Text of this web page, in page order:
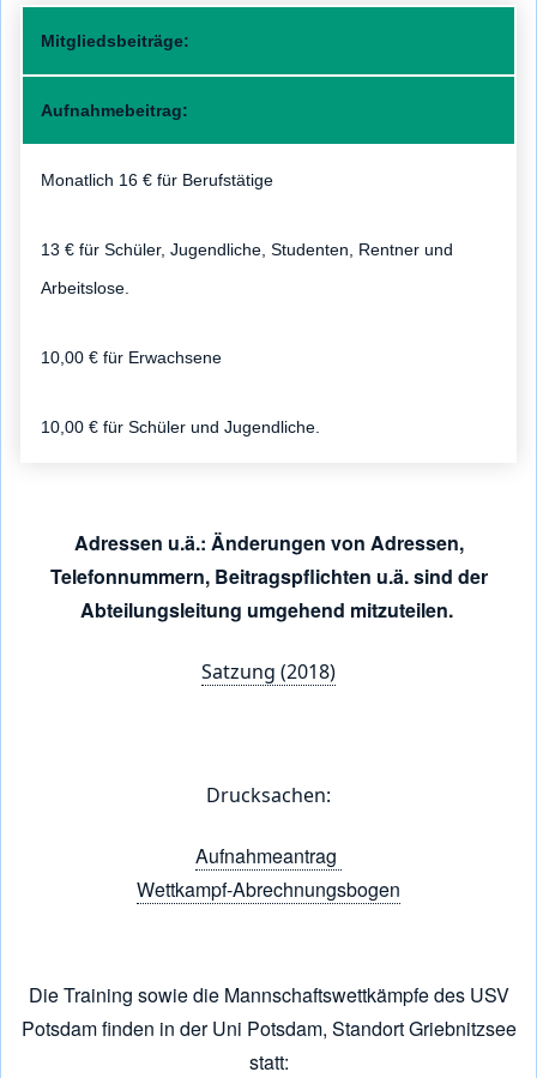
Mitgliedsbeiträge:
Aufnahmebeitrag:
Monatlich 16 € für Berufstätige
13 € für Schüler, Jugendliche, Studenten, Rentner und
Arbeitslose.
10,00 € für Erwachsene
10,00 € für Schüler und Jugendliche.
Adressen u.ä.: Änderungen von Adressen,
Telefonnummern, Beitragspflichten u.ä. sind der
Abteilungsleitung umgehend mitzuteilen.
Satzung (2018)
Drucksachen:
Aufnahmeantrag
Wettkampf-Abrechnungsbogen
Die Training sowie die Mannschaftswettkämpfe des USV
Potsdam finden in der Uni Potsdam, Standort Griebnitzsee
statt: